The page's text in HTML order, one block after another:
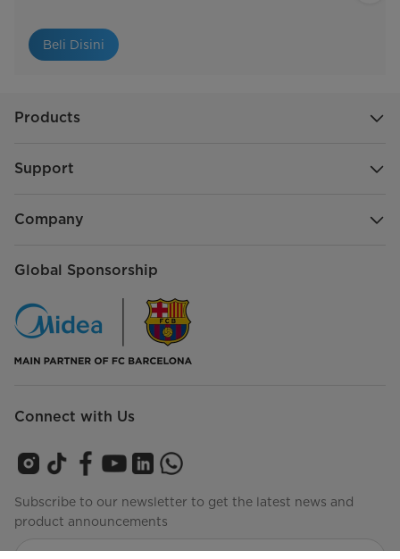
Beli Disini
Products
Support
Company
Global Sponsorship
Connect with Us
Subscribe to our newsletter to get the latest news and
product announcements